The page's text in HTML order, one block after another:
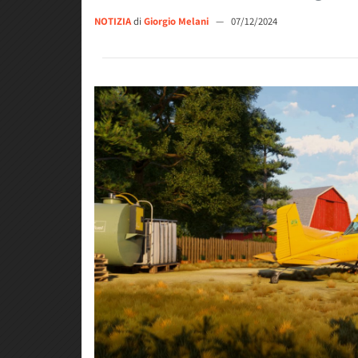
NOTIZIAdi Giorgio Melani — 07/12/2024